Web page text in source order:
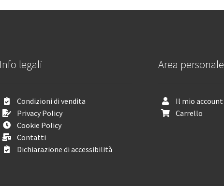
Info legali
Condizioni di vendita
Privacy Policy
Cookie Policy
Contatti
Dichiarazione di accessibilità
Area personale
Il mio account
Carrello